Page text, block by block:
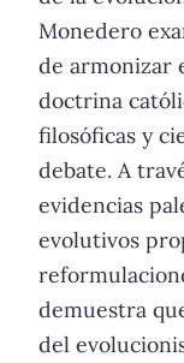
Monedero
de armonizar
doctrina
filosóficas y
debate. A
evidencias
evolutivos
demuestra
del